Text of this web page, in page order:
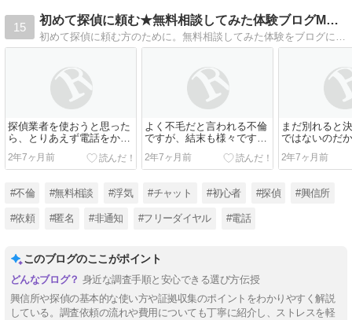
15
初めて探偵に頼む★無料相談してみた体験ブログMYペディア
初めて探偵に頼む方のために。無料相談してみた体験をブログに残しました。匿名で相談できる探偵に電話した結果
探偵業者を使おうと思った
ら、とりあえず電話をかけ
ます。心配なら非表示でか
けるのもOKで
2年7ヶ月前
よく不毛だと言われる不倫
ですが、結末も様々です。
配偶者や職場に浮気がバレ
た挙句、離婚され
2年7ヶ月前
まだ別れると
ではないのだ
を雇うすれば
せ
2年7ヶ月前
#不倫 #無料相談 #浮気 #チャット #初心者 #探偵 #興信所
#依頼 #匿名 #非通知 #フリーダイヤル #電話
このブログのここがポイント
身近な調査手順と安心できる選び方伝授
興信所や探偵の基本的な使い方や証拠収集のポイントをわかりやすく解説
している。調査依頼の流れや費用についても丁寧に紹介し、ストレスを軽